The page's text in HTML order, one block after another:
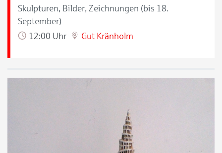
Skulpturen, Bilder, Zeichnungen (bis 18.
September)
12:00 Uhr
Gut Kränholm